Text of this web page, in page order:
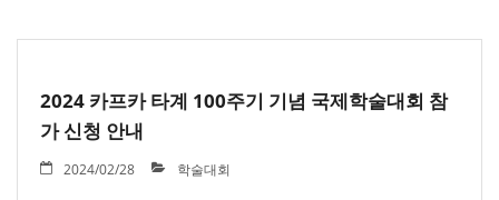
2024 카프카 타계 100주기 기념 국제학술대회 참
가 신청 안내
2024/02/28 학술대회